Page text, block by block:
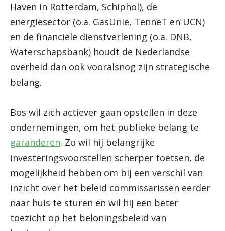
Haven in Rotterdam, Schiphol), de
energiesector (o.a. GasUnie, TenneT en UCN)
en de financiële dienstverlening (o.a. DNB,
Waterschapsbank) houdt de Nederlandse
overheid dan ook vooralsnog zijn strategische
belang.
Bos wil zich actiever gaan opstellen in deze
ondernemingen, om het publieke belang te
garanderen. Zo wil hij belangrijke
investeringsvoorstellen scherper toetsen, de
mogelijkheid hebben om bij een verschil van
inzicht over het beleid commissarissen eerder
naar huis te sturen en wil hij een beter
toezicht op het beloningsbeleid van